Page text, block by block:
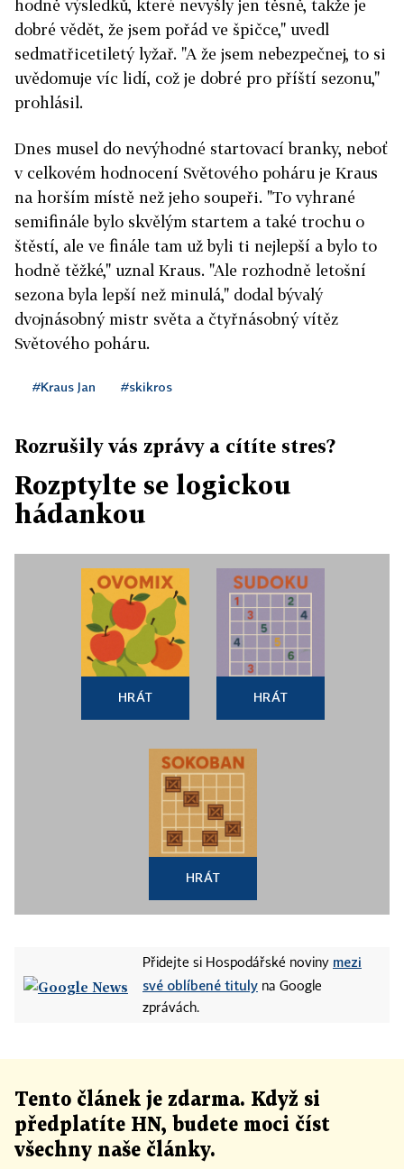
hodně výsledků, které nevyšly jen těsně, takže je
dobré vědět, že jsem pořád ve špičce," uvedl
sedmatřicetiletý lyžař. "A že jsem nebezpečnej, to si
uvědomuje víc lidí, což je dobré pro příští sezonu,"
prohlásil.
Dnes musel do nevýhodné startovací branky, neboť
v celkovém hodnocení Světového poháru je Kraus
na horším místě než jeho soupeři. "To vyhrané
semifinále bylo skvělým startem a také trochu o
štěstí, ale ve finále tam už byli ti nejlepší a bylo to
hodně těžké," uznal Kraus. "Ale rozhodně letošní
sezona byla lepší než minulá," dodal bývalý
dvojnásobný mistr světa a čtyřnásobný vítěz
Světového poháru.
#Kraus Jan #skikros
Rozrušily vás zprávy a cítíte stres?
Rozptylte se logickou
hádankou
HRÁT HRÁT
HRÁT
Přidejte si Hospodářské noviny mezi
své oblíbené tituly na Google
zprávách.
Tento článek je zdarma. Když si
předplatíte HN, budete moci číst
všechny naše články.